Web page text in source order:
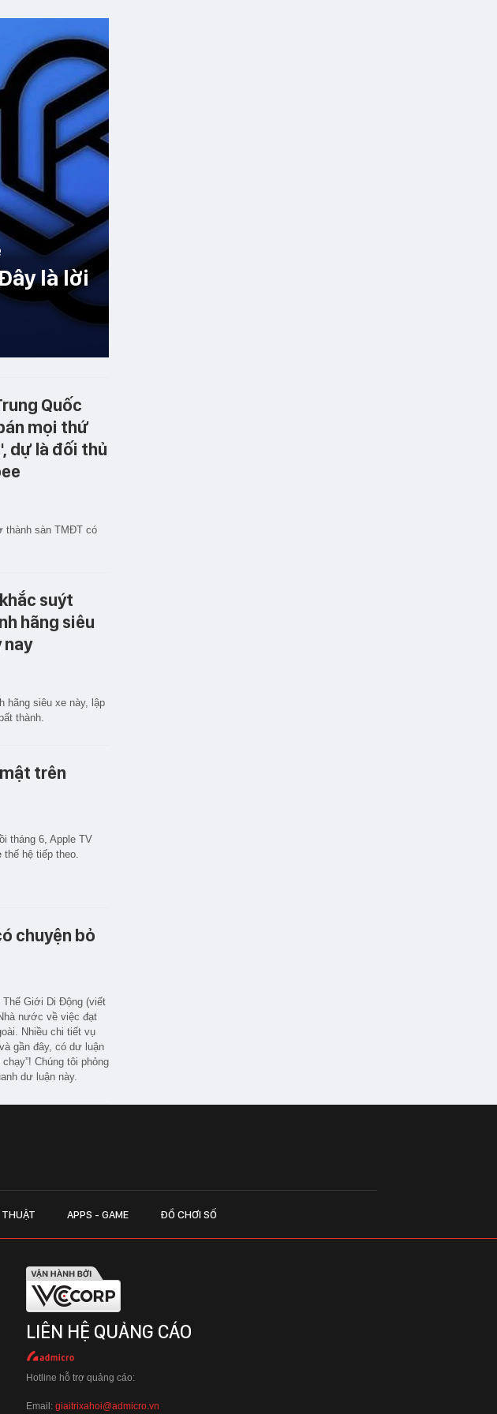
là lời
Quốc
mọi thứ
dự là đối thủ
thành sàn TMĐT có
suýt
hãng siêu
nay
hãng siêu xe này, lập
thành.
trên
tháng 6, Apple TV
hệ tiếp theo.
chuyện bỏ
Thế Giới Di Động (viết
nước về việc đạt
Nhiều chi tiết vụ
gần đây, có dư luận
Chúng tôi phỏng
dư luận này.
APPS - GAME ĐỒ CHƠI SỐ
LIÊN HỆ QUẢNG CÁO
Hotline hỗ trợ quảng cáo:
Email: giaitrixahoi@admicro.vn